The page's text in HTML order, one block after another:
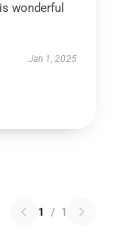
wonderful
Jan 1, 2025
1 / 1